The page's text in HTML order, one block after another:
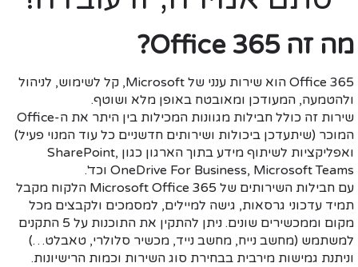
מה זה Office 365
?
Office 365 הוא שירות ענני של Microsoft, קל לשימוש, לניהול
ולהטמעה, המעודכן ומאובטח באופן מלא ושוטף.
שירות זה כולל חבילות מגוונות המכילות בין היתר את ה-Office
המוכר (שיתעדכן ביכולות ושירותים חדשניים כל עוד המנוי פעיל)
ואפליקציות לשיתוף מידע בתוך הארגון כגון SharePoint,
OneDrive For Business, Microsoft Teams וכד'.
עם חבילות השירותים של Microsoft Office 365 הלקוח מקבל
תמיד עדכוני גרסאות, גישה למיילים, למסמכים ולקבצים מכל
מקום וממכשירים שונים. ניתן להתקין את התוכנות על 5 התקנים
למשתמש (מחשב נייח, מחשב נייד, מכשיר סלולרי, טאבלט…)
וניתנת גמישות מירבית בבחירת סוג השירות וכמות הרישיונות.